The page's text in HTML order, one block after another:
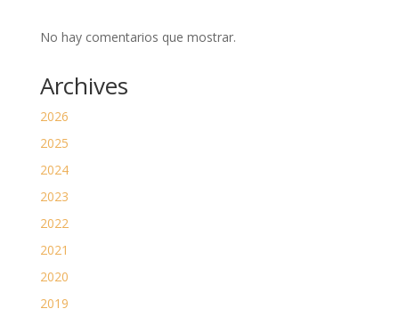
No hay comentarios que mostrar.
Archives
2026
2025
2024
2023
2022
2021
2020
2019